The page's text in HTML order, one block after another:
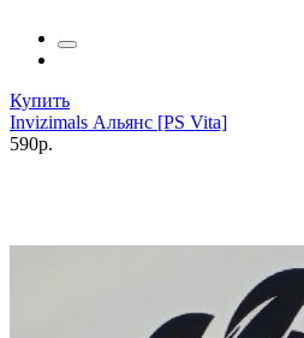
Купить
Invizimals Альянс [PS Vita]
590р.